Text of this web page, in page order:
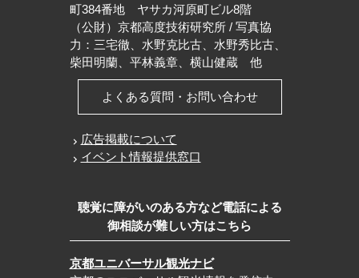
町384番地 ヤサカ河原町ビル8階
（公財）京都高度技術研究所 / 写真協
力：三宅徹、水野克比古、水野秀比古、
柴田明蘭、平林義章、横山健蔵 他
よくある質問・お問い合わせ
広告掲載について
イベント情報提供窓口
聴覚に障がいのある方など電話による
御相談が難しい方はこちら
京都ユニバーサル観光ナビ